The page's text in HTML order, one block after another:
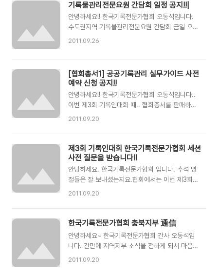
들의 반응을 좀더 쉽게 느껴볼까 합니다. 제3차 좌
담회 주제는 “나는 너를 보낼 수 없다” 입니다. 너
무 거창한가요? 아님 너무 갑작스럽게 말랑말랑한
가요? ㅋㅋ 연구와 학업, 직무와 생활 등 (예비) 기
해보는 시간을 갖고자 합니다. 특히 각 분야에서
오랜 시간 활동을 하고 계신 패널들의 따뜻한 조언
으로 꾸며질 것입니다. 회원 ..
기록물관리전문요원 간담회 일정 공지!!|
안녕하세요!! 한국기록전문가협회 오동석입니다.
수도권지역 기록물관리전문요원 간담회 금일 오후
7:00시 신촌 토즈(아트레온점)에서 개최 될 예정
님들의 많은 참여 부탁드립니다.!!
2011.09.26
[협회총서1] 공공기록관리 실무가이드 사전
예약 신청 공지!!
안녕하세요!! 한국기록전문가협회 오동석입니다..
이번 제3회 기록인대회 때.. 협회총서를 판매하고
자 합니다.협회 총서 구입을 하고자 하시는 분들은
2011.09.20
제3회 기록인대회 한국기록전문가협회 세션
사전 질문을 받습니다!!
안녕하세요. 한국기록전문가협회 입니다. 추석 명
절들은 잘 보내셨는지요.협회에서는 이번 제3회
전국기록인대회에 "기록관리시스템(RMS) 표준모
와 서울시의 RMS 도입과정에 대한 사례 발표, 그
분들께 도움이 되고자 합니다. 더불어 이미 RMS
를 운영하고 있는 기관들에게도 조금이나마 도움
이 되기를 기대합니다. 그러면서~!......사전질문을
2011.09.20
한국기록전문가협회 충북지부 通信
안녕하세요~ 한국기록전문가협회 간사 오동석입
니다. 간만에 지역지부 소식을 전하게 되서 마음이
설레입니다. ㅎㅎ 충북지부에서 지역 소식을 전해
2011.09.20